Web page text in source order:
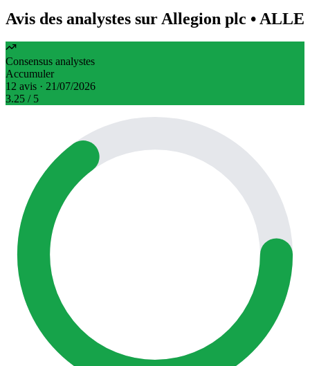
Avis des analystes sur Allegion plc • ALLE
Consensus analystes
Accumuler
12 avis · 21/07/2026
3.25 / 5